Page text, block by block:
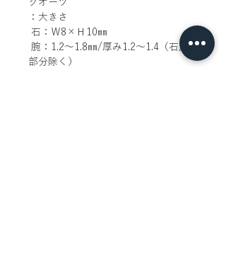
クオーツ
：大きさ
石：Ｗ8×Ｈ10㎜
腕：1.2～1.8㎜/厚み1.2～1.4（石座
部分除く）